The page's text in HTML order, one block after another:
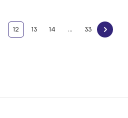
12 13 14 ... 33